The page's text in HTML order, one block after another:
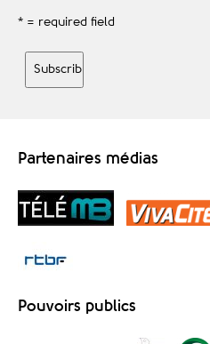
* = required field
Partenaires médias
Pouvoirs publics